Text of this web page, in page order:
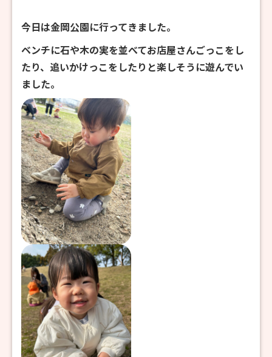
今日は金岡公園に行ってきました。
ベンチに石や木の実を並べてお店屋さんごっこをし
たり、追いかけっこをしたりと楽しそうに遊んでい
ました。